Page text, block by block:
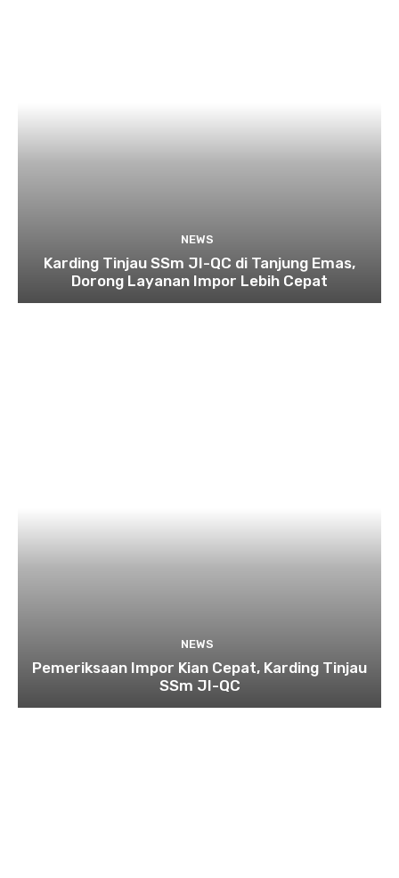
NEWS
Karding Tinjau SSm JI-QC di Tanjung Emas,
Dorong Layanan Impor Lebih Cepat
NEWS
Pemeriksaan Impor Kian Cepat, Karding Tinjau
SSm JI-QC